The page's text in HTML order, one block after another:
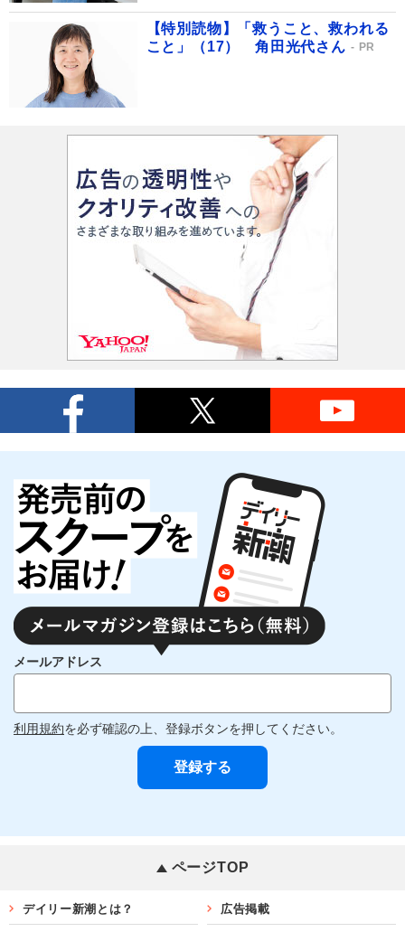
【特別読物】「救うこと、救われる
こと」（17） 角田光代さん
PR
メールアドレス
利用規約を必ず確認の上、登録ボタンを押してください。
ページTOP
デイリー新潮とは？ 広告掲載